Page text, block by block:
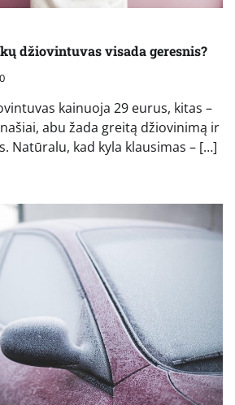
džiovintuvas visada geresnis?
0
kainuoja 29 eurus, kitas –
abu žada greitą džiovinimą ir
Natūralu, kad kyla klausimas – […]